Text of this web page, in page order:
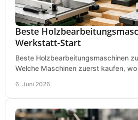
Beste
Werkstatt-Start
Beste Holzbearbeitungsmaschinen
Welche Maschinen zuerst kaufen,
6. Juni 2026